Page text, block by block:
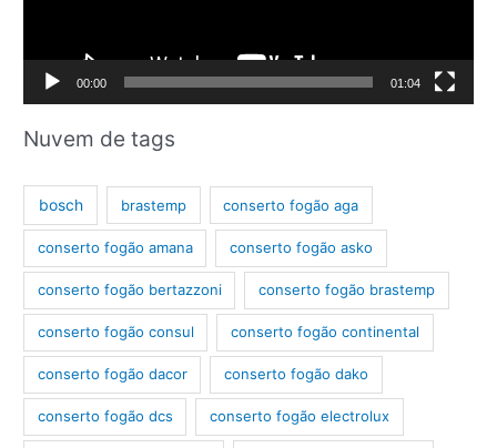
e
v
e
00:00 01:04
Nuvem de tags
bosch brastemp conserto fogão aga
conserto fogão amana conserto fogão asko
conserto fogão bertazzoni conserto fogão brastemp
conserto fogão consul conserto fogão continental
conserto fogão dacor conserto fogão dako
conserto fogão dcs conserto fogão electrolux